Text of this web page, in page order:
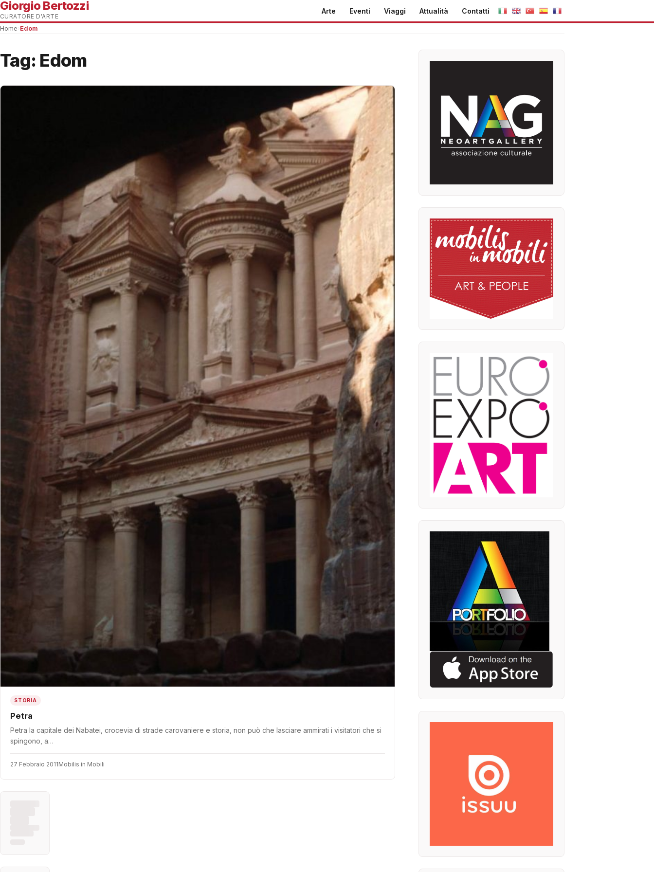
Giorgio Bertozzi
CURATORE D'ARTE
Arte Eventi Viaggi Attualità Contatti
Home Edom
Tag: Edom
STORIA
Petra
Petra la capitale dei Nabatei, crocevia di strade carovaniere e storia, non può che lasciare ammirati i visitatori che si
spingono, a…
27 Febbraio 2011Mobilis in Mobili